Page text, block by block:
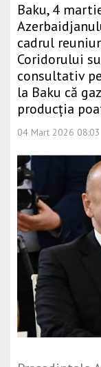
Baku, 4
cadrul
Coridorului
consultativ
la Baku că
producția
04 Mart 2026 08:03